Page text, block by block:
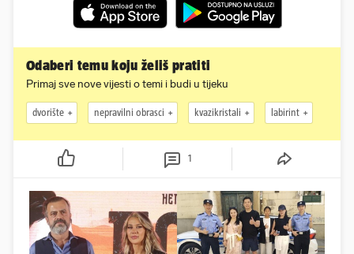
Odaberi temu koju želiš pratiti
Primaj sve nove vijesti o temi i budi u tijeku
dvorište nepravilni obrasci kvazikristali labirint
1